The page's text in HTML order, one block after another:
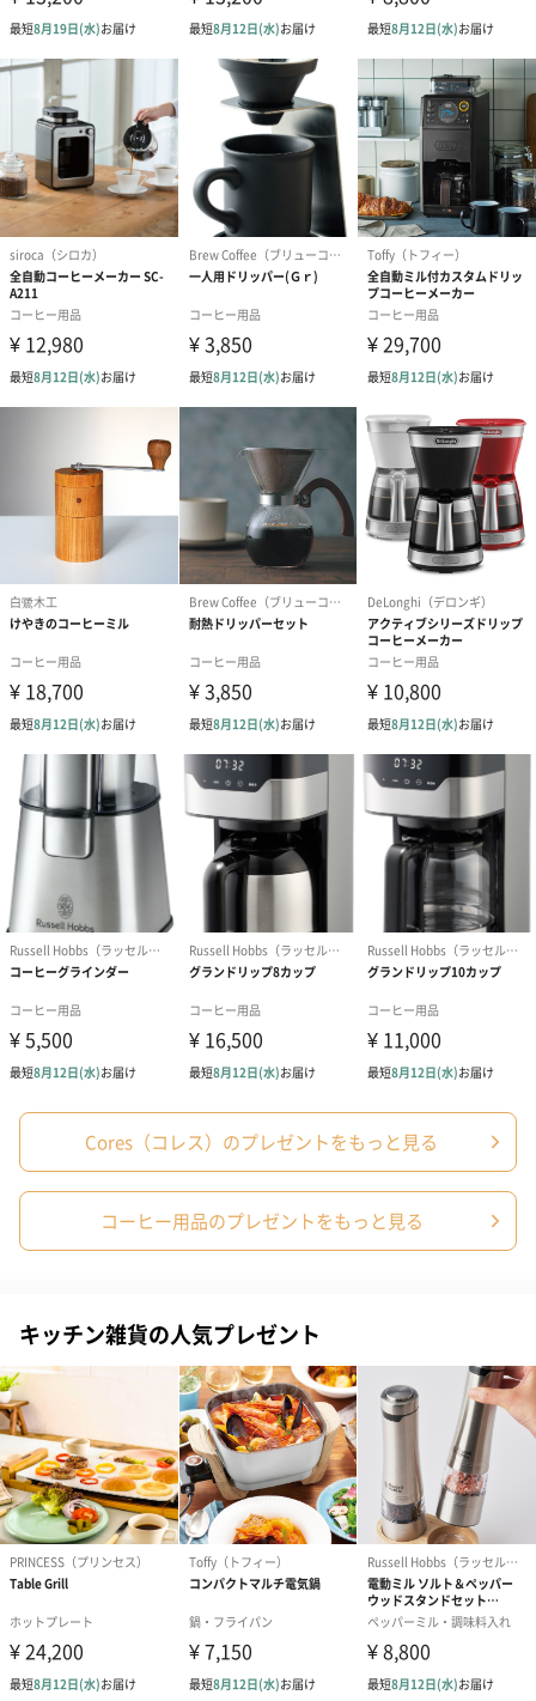
写真付きメッセージカ
ード（680円）
写真付きメッセージカ
ード（Thank you）ピ
ンク（680円）
【誕生日】
Birthday ホワ
刷なし）（
のしカード
商品の形質上、のしを直接添付できない商品にのし風のカードを
同梱します。
※カードのデザインは一部変更する場合があります。
結婚祝い（御結婚御
祝）（110円）
出産祝い（御出産御
祝）（110円）
内祝い_蝶結
（110円）
結婚祝いちょい足しギフト
ションをご用意いたしました。
商品と同梱してお届けいたします。
ブライダルロリポップ
ドレス（いちご味)
（1,122円）
ブライダルロリポップ
タキシード（コーラ味)
（1,122円）
今治タオルケ
ンドタオル・
タオル）（
生花
生花のブーケを同梱します。
※9-15時にご注文いただく場合、最短のお届け可能日が通常より
シーズンブーケ（ひま
わり）（1,880円）
ブーケ（ホワイトグリ
ーン）（1,650円）
ブーケ（ピン
（1,650円）
ドライフラワー・プリザーブドフラワー
自然のお花で作ったドライフラワー・プリザーブドフラワーを同
梱します。
Cores（コレス）のプレゼントをもっと見る
コーヒー用品のプレゼントをもっと見る
キッチン雑貨の人気プレゼント